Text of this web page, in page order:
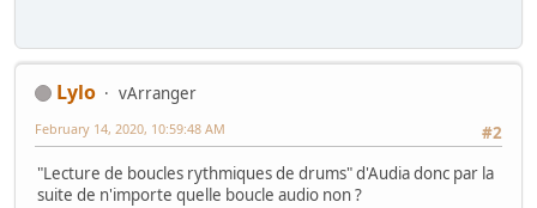
Lylo
vArranger
#2
February 14, 2020, 10:59:48 AM
"Lecture de boucles rythmiques de drums" d'Audia donc par la
suite de n'importe quelle boucle audio non ?